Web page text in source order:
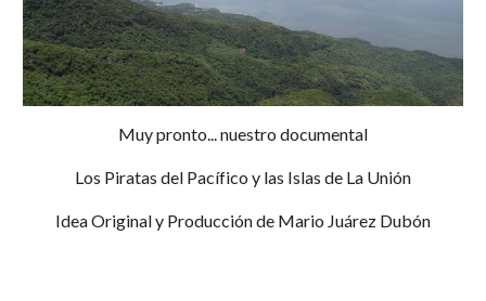
Muy pronto... nuestro documental
Los Piratas del Pacífico y las Islas de La Unión
Idea Original y Producción de Mario Juárez Dubón